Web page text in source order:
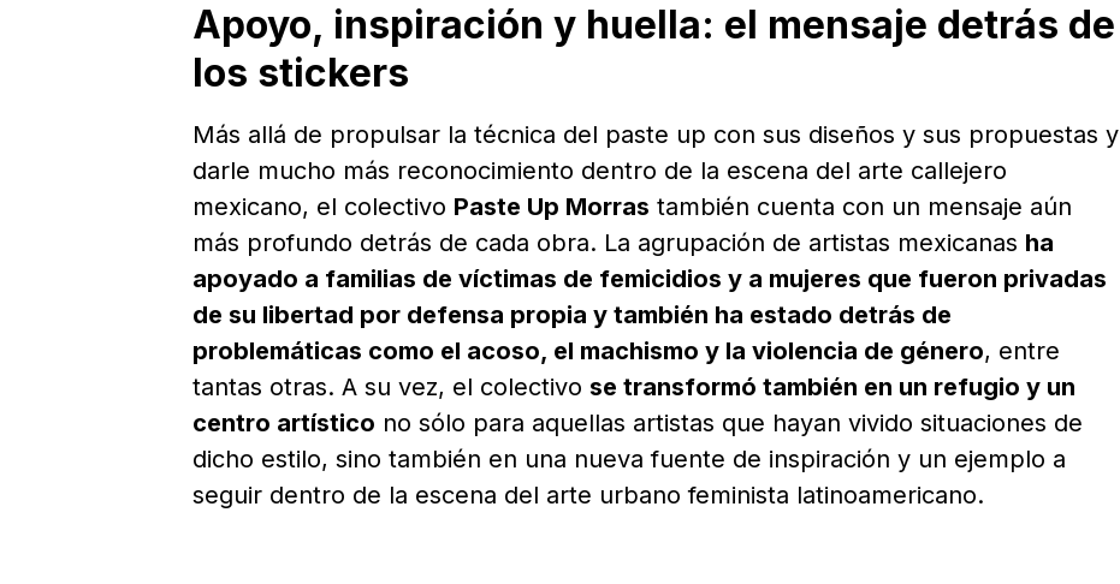
Apoyo, inspiración y huella: el mensaje detrás de
los stickers
Más allá de propulsar la técnica del paste up con sus diseños y sus propuestas y
darle mucho más reconocimiento dentro de la escena del arte callejero
mexicano, el colectivo Paste Up Morras también cuenta con un mensaje aún
más profundo detrás de cada obra. La agrupación de artistas mexicanas ha
apoyado a familias de víctimas de femicidios y a mujeres que fueron privadas
de su libertad por defensa propia y también ha estado detrás de
problemáticas como el acoso, el machismo y la violencia de género, entre
tantas otras. A su vez, el colectivo se transformó también en un refugio y un
centro artístico no sólo para aquellas artistas que hayan vivido situaciones de
dicho estilo, sino también en una nueva fuente de inspiración y un ejemplo a
seguir dentro de la escena del arte urbano feminista latinoamericano.